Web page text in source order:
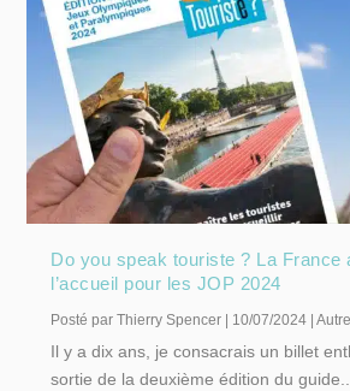
Do you speak touriste ? La France
l’accueil pour les JOP 2024
Posté parThierry Spencer 10/07/2024 |
Il y a dix ans, je consacrais un billet
sortie de la deuxième édition du